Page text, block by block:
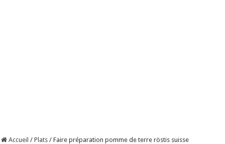
Accueil / Plats / Faire préparation pomme de terre röstis suisse